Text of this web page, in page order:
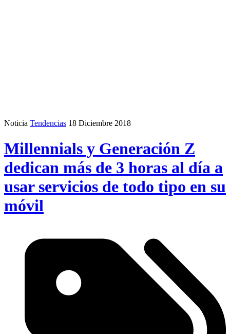
Noticia Tendencias 18 Diciembre 2018
Millennials y Generación Z
dedican más de 3 horas al día a
usar servicios de todo tipo en su
móvil